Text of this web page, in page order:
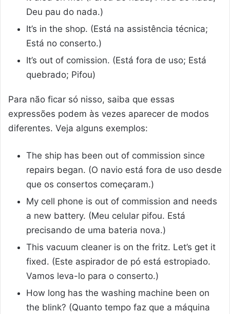
Deu pau do nada.)
It’s in the shop. (Está na assistência técnica;
Está no conserto.)
It’s out of comission. (Está fora de uso; Está
quebrado; Pifou)
Para não ficar só nisso, saiba que essas
expressões podem às vezes aparecer de modos
diferentes. Veja alguns exemplos:
The ship has been out of commission since
repairs began. (O navio está fora de uso desde
que os consertos começaram.)
My cell phone is out of commission and needs
a new battery. (Meu celular pifou. Está
precisando de uma bateria nova.)
This vacuum cleaner is on the fritz. Let’s get it
fixed. (Este aspirador de pó está estropiado.
Vamos leva-lo para o conserto.)
How long has the washing machine been on
the blink? (Quanto tempo faz que a máquina